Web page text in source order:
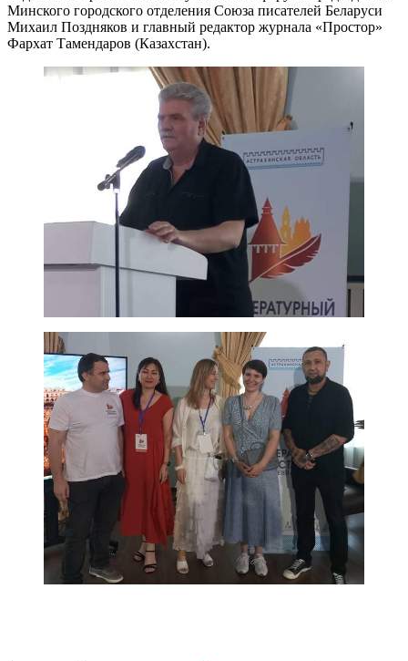
Минского городского отделения Союза писателей Беларуси
Михаил Поздняков и главный редактор журнала «Простор»
Фархат Тамендаров (Казахстан).